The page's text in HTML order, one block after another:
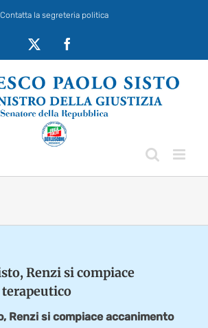
Contatta la segreteria politica
Renzi si compiace
Renzi si compiace accanimento